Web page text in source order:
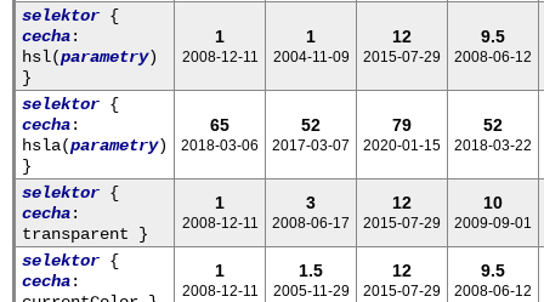
selektor {
cecha:
hsl(parametry)
}
1
2008-12-11
1
2004-11-09
12
2015-07-29
9.5
2008-06-12
selektor {
cecha:
hsla(parametry)
}
65
2018-03-06
52
2017-03-07
79
2020-01-15
52
2018-03-22
selektor {
cecha:
transparent }
1
2008-12-11
3
2008-06-17
12
2015-07-29
10
2009-09-01
selektor {
cecha:
1
2008-12-11
1.5
2005-11-29
12
2015-07-29
9.5
2008-06-12